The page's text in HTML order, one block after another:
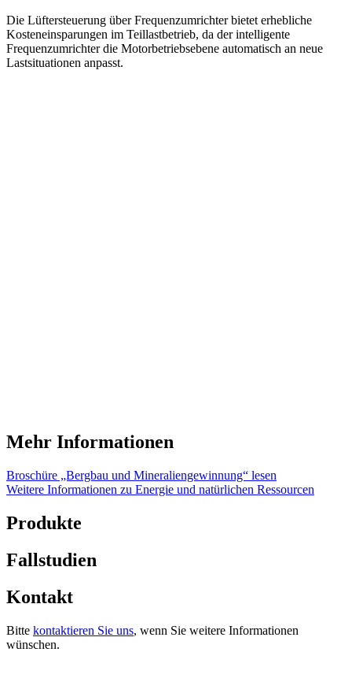
Die Lüftersteuerung über Frequenzumrichter bietet erhebliche
Kosteneinsparungen im Teillastbetrieb, da der intelligente
Frequenzumrichter die Motorbetriebsebene automatisch an neue
Lastsituationen anpasst.
Mehr Informationen
Broschüre „Bergbau und Mineraliengewinnung“ lesen
Weitere Informationen zu Energie und natürlichen Ressourcen
Produkte
Fallstudien
Kontakt
Bitte kontaktieren Sie uns, wenn Sie weitere Informationen
wünschen.